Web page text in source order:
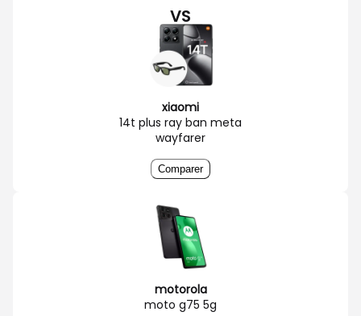
VS
xiaomi
14t plus ray ban meta
wayfarer
Comparer
motorola
moto g75 5g